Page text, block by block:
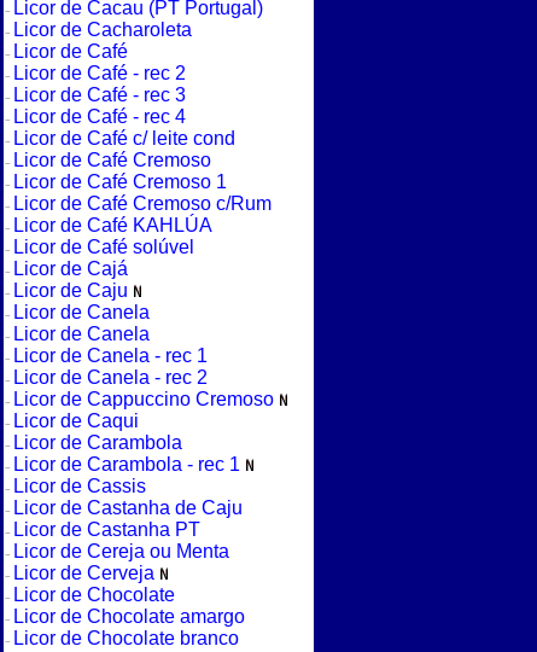
Licor de Cacau (PT Portugal)
Licor de Cacharoleta
Licor de Café
Licor de Café - rec 2
Licor de Café - rec 3
Licor de Café - rec 4
Licor de Café c/ leite cond
Licor de Café Cremoso
Licor de Café Cremoso 1
Licor de Café Cremoso c/Rum
Licor de Café KAHLÚA
Licor de Café solúvel
Licor de Cajá
Licor de Caju
Licor de Canela
Licor de Canela
Licor de Canela - rec 1
Licor de Canela - rec 2
Licor de Cappuccino Cremoso
Licor de Caqui
Licor de Carambola
Licor de Carambola - rec 1
Licor de Cassis
Licor de Castanha de Caju
Licor de Castanha PT
Licor de Cereja ou Menta
Licor de Cerveja
Licor de Chocolate
Licor de Chocolate amargo
Licor de Chocolate branco